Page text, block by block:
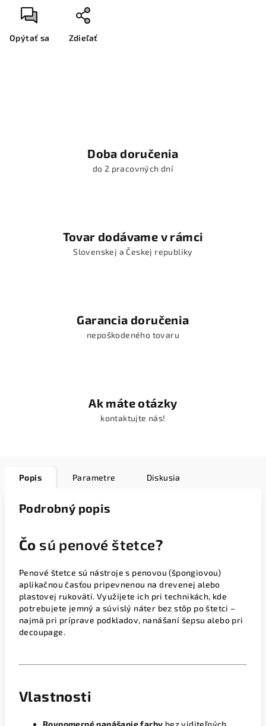
Opýtať sa Zdieľať
Doba doručenia
do 2 pracovných dní
Tovar dodávame v rámci
Slovenskej a Českej republiky
Garancia doručenia
nepoškodeného tovaru
Ak máte otázky
kontaktujte nás!
Popis Parametre Diskusia
Podrobný popis
Čo sú penové štetce?
Penové štetce sú nástroje s penovou (špongiovou)
aplikačnou časťou pripevnenou na drevenej alebo
plastovej rukoväti. Využijete ich pri technikách, kde
potrebujete jemný a súvislý náter bez stôp po štetci –
najmä pri príprave podkladov, nanášaní šepsu alebo pri
decoupage.
Vlastnosti
Rovnomerné nanášanie farby bez viditeľných